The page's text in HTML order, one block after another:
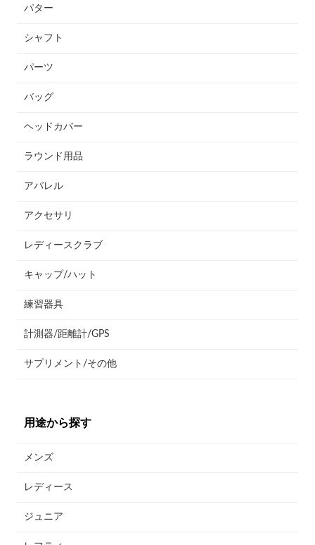
パター
シャフト
パーツ
バッグ
ヘッドカバー
ラウンド用品
アパレル
アクセサリ
レディースクラブ
キャップ/ハット
練習器具
計測器/距離計/GPS
サプリメント/その他
用途から探す
メンズ
レディース
ジュニア